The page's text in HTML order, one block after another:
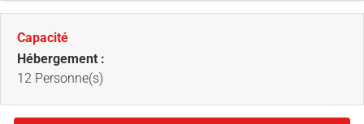
Capacité
Hébergement :
12 Personne(s)